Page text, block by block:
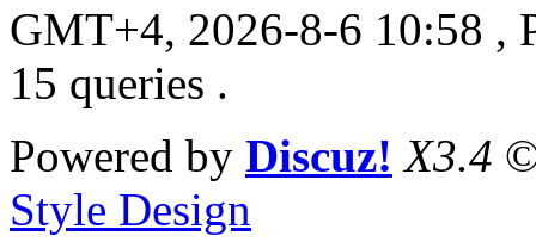
GMT+4, 2026-8-6 10:58 ,
15 queries .
Powered by Discuz! X3.4
Style Design